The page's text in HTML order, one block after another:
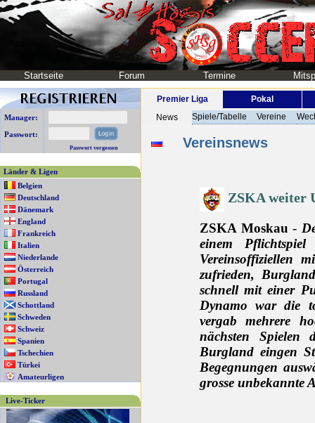
Startseite Forum Termine
Manager:
Passwort:
Passwort vergessen
Länder & Ligen
Belgien
Deutschland
Dänemark
England
Frankreich
Italien
Niederlande
Österreich
Portugal
Russland
Schottland
Schweden
Schweiz
Spanien
Tschechien
Türkei
Amateurligen
Live-Ticker
Premier Liga
Pokal
News
Spiele/Tabelle Vereine
Vereinsnews
ZSKA weiter
ZSKA Moskau -
einem
Vereinsoffiziellen
zufrieden,
schnell mit einer
Dynamo war die
vergab mehrere
nächsten Spielen
Burgland eingen
Begegnungen
grosse unbekannte